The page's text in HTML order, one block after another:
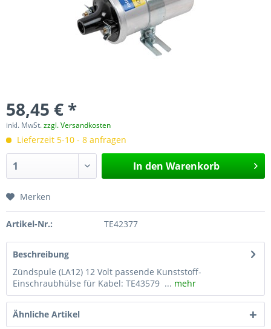
58,45 € *
inkl. MwSt.zzgl. Versandkosten
Lieferzeit 5-10 - 8 anfragen
In den Warenkorb
Merken
Artikel-Nr.: TE42377
Beschreibung
Zündspule (LA12) 12 Volt passende Kunststoff-
Einschraubhülse für Kabel: TE43579 ... mehr
Ähnliche Artikel